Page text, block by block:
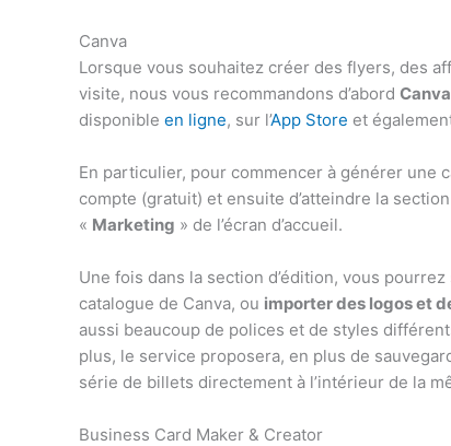
Canva
Lorsque vous souhaitez créer des flyers, des
visite, nous vous recommandons d’abord Canva
disponible en ligne, sur l’App Store et
En particulier, pour commencer à générer une
compte (gratuit) et ensuite d’atteindre la
« Marketing » de l’écran d’accueil.
Une fois dans la section d’édition, vous
catalogue de Canva, ou importer des logos et
aussi beaucoup de polices et de styles
plus, le service proposera, en plus de
série de billets directement à l’intérieur de la
Business Card Maker & Creator